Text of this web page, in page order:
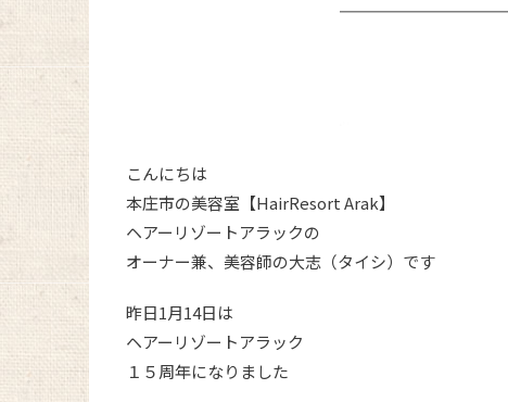
こんにちは
本庄市の美容室【HairResort Arak】
ヘアーリゾートアラックの
オーナー兼、美容師の大志（タイシ）です
昨日1月14日は
ヘアーリゾートアラック
１５周年になりました